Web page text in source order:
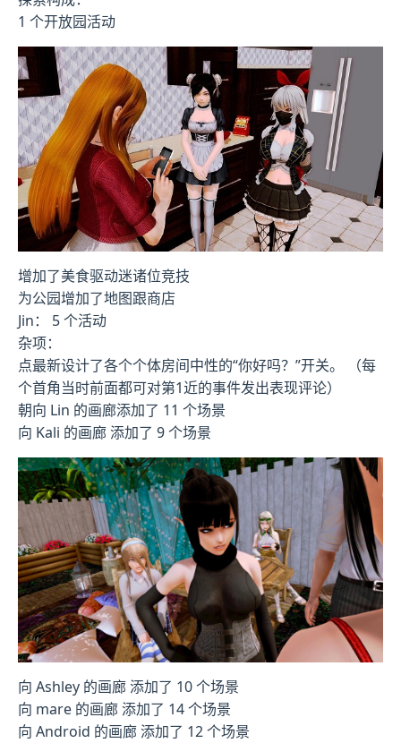
1 个开放园活动
增加了美食驱动迷诸位竞技
为公园增加了地图跟商店
Jin： 5 个活动
杂项：
点最新设计了各个个体房间中性的“你好吗？”开关。 （每
个首角当时前面都可对第1近的事件发出表现评论）
朝向 Lin 的画廊添加了 11 个场景
向 Kali 的画廊 添加了 9 个场景
向 Ashley 的画廊 添加了 10 个场景
向 mare 的画廊 添加了 14 个场景
向 Android 的画廊 添加了 12 个场景